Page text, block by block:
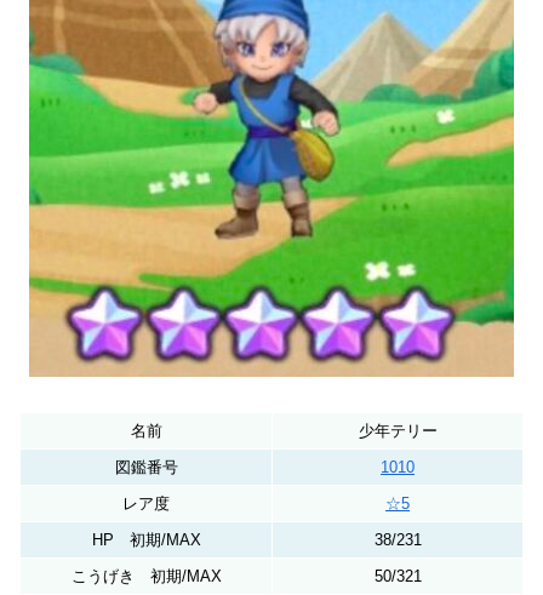
名前
少年テリー
図鑑番号
1010
レア度
☆5
HP 初期/MAX
38/231
こうげき 初期/MAX
50/321